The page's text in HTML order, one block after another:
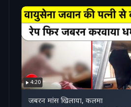
4:20
जबरन मांस खिलाया, कलमा